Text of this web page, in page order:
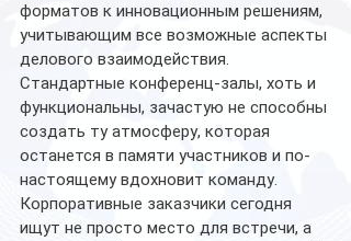
форматов к инновационным решениям,
учитывающим все возможные аспекты
делового взаимодействия.
Стандартные конференц-залы, хоть и
функциональны, зачастую не способны
создать ту атмосферу, которая
останется в памяти участников и по-
настоящему вдохновит команду.
Корпоративные заказчики сегодня
ищут не просто место для встречи, а